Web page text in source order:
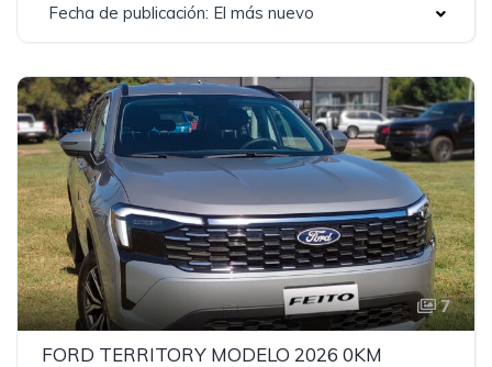
Fecha de publicación: El más nuevo
7
FORD TERRITORY MODELO 2026 0KM